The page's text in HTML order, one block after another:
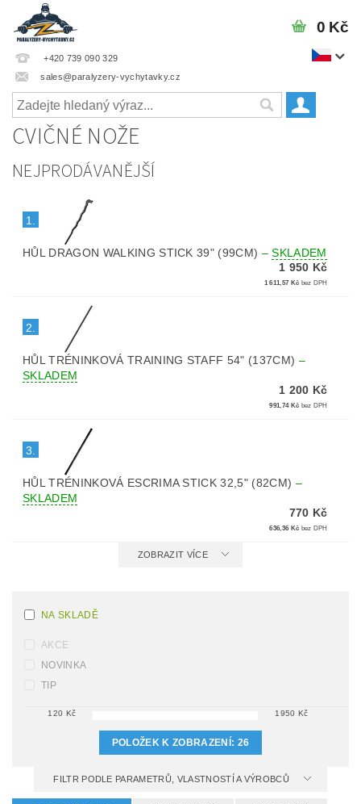
+420 739 090 329
sales@paralyzery-vychytavky.cz
0 Kč
CVIČNÉ NOŽE
NEJPRODÁVANĚJŠÍ
1.
HŮL DRAGON WALKING STICK 39" (99CM) –SKLADEM
1 950 Kč
1 611,57 Kč bez DPH
2.
HŮL TRÉNINKOVÁ TRAINING STAFF 54" (137CM) –
SKLADEM
1 200 Kč
991,74 Kč bez DPH
3.
HŮL TRÉNINKOVÁ ESCRIMA STICK 32,5" (82CM) –
SKLADEM
770 Kč
636,36 Kč bez DPH
ZOBRAZIT VÍCE
NA SKLADĚ
AKCE
NOVINKA
TIP
120 Kč 1950 Kč
POLOŽEK K ZOBRAZENÍ: 26
FILTR PODLE PARAMETRŮ, VLASTNOSTÍ A VÝROBCŮ